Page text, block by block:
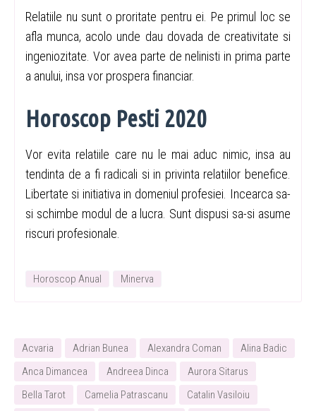
Relatiile nu sunt o proritate pentru ei. Pe primul loc se
afla munca, acolo unde dau dovada de creativitate si
ingeniozitate. Vor avea parte de nelinisti in prima parte
a anului, insa vor prospera financiar.
Horoscop Pesti 2020
Vor evita relatiile care nu le mai aduc nimic, insa au
tendinta de a fi radicali si in privinta relatiilor benefice.
Libertate si initiativa in domeniul profesiei. Incearca sa-
si schimbe modul de a lucra. Sunt dispusi sa-si asume
riscuri profesionale.
Horoscop Anual Minerva
Acvaria Adrian Bunea Alexandra Coman
Alina Badic
Anca Dimancea
Andreea Dinca
Aurora Sitarus
Bella Tarot
Camelia Patrascanu
Catalin Vasiloiu